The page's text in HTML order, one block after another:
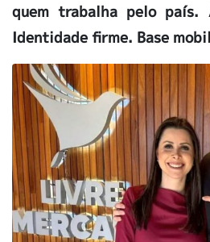
quem trabalha pelo país.
Identidade firme. Base